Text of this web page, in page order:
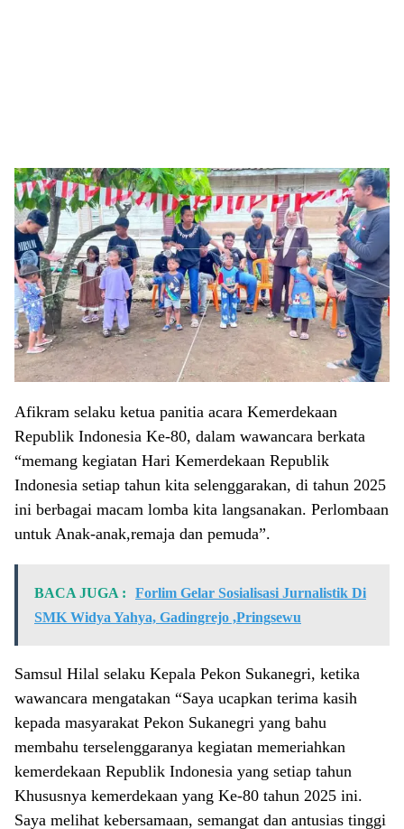
Afikram selaku ketua panitia acara Kemerdekaan
Republik Indonesia Ke-80, dalam wawancara berkata
“memang kegiatan Hari Kemerdekaan Republik
Indonesia setiap tahun kita selenggarakan, di tahun 2025
ini berbagai macam lomba kita langsanakan. Perlombaan
untuk Anak-anak,remaja dan pemuda”.
BACA JUGA :
Forlim Gelar Sosialisasi Jurnalistik Di
SMK Widya Yahya, Gadingrejo ,Pringsewu
Samsul Hilal selaku Kepala Pekon Sukanegri, ketika
wawancara mengatakan “Saya ucapkan terima kasih
kepada masyarakat Pekon Sukanegri yang bahu
membahu terselenggaranya kegiatan memeriahkan
kemerdekaan Republik Indonesia yang setiap tahun
Khususnya kemerdekaan yang Ke-80 tahun 2025 ini.
Saya melihat kebersamaan, semangat dan antusias tinggi